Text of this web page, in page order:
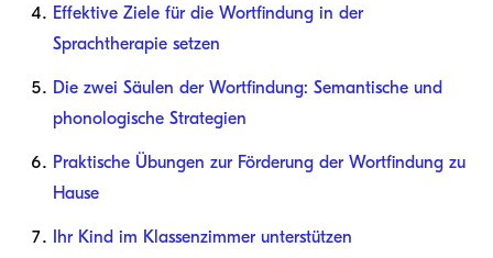
Effektive Ziele für die Wortfindung in der
Sprachtherapie setzen
Die zwei Säulen der Wortfindung: Semantische und
phonologische Strategien
Praktische Übungen zur Förderung der Wortfindung zu
Hause
Ihr Kind im Klassenzimmer unterstützen